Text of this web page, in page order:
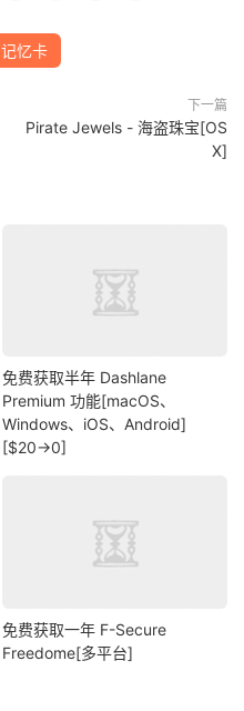
记忆卡
下一篇
Pirate Jewels - 海盗珠宝[OS
X]
免费获取半年 Dashlane
Premium 功能[macOS、
Windows、iOS、Android]
[$20→0]
免费获取一年 F-Secure
Freedome[多平台]